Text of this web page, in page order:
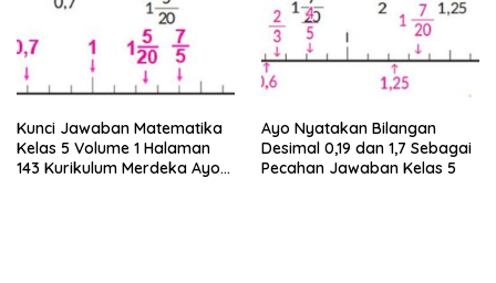
Kunci Jawaban Matematika
Kelas 5 Volume 1 Halaman
143 Kurikulum Merdeka Ayo
Ayo Nyatakan Bilangan
Desimal 0,19 dan 1,7 Sebagai
Pecahan Jawaban Kelas 5